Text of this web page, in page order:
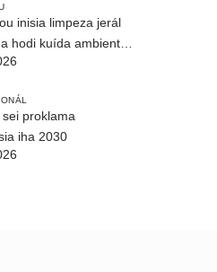
inisia limpeza jerál
hodi kuída ambiente
proklama
iha 2030